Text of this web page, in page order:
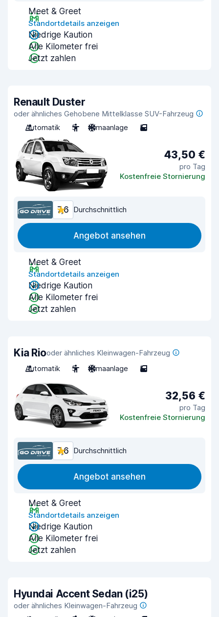
Meet & Greet
Standortdetails anzeigen
Niedrige Kaution
Alle Kilometer frei
Jetzt zahlen
Renault Duster
oder ähnliches Gehobene Mittelklasse SUV-Fahrzeug
Automatik
5 Klimaanlage 5
43,50 €
pro Tag
Kostenfreie Stornierung
7,6 Durchschnittlich
Angebot ansehen
Meet & Greet
Standortdetails anzeigen
Niedrige Kaution
Alle Kilometer frei
Jetzt zahlen
Kia Riooder ähnliches Kleinwagen-Fahrzeug
Automatik
5 Klimaanlage 5
32,56 €
pro Tag
Kostenfreie Stornierung
7,6 Durchschnittlich
Angebot ansehen
Meet & Greet
Standortdetails anzeigen
Niedrige Kaution
Alle Kilometer frei
Jetzt zahlen
Hyundai Accent Sedan (i25)
oder ähnliches Kleinwagen-Fahrzeug